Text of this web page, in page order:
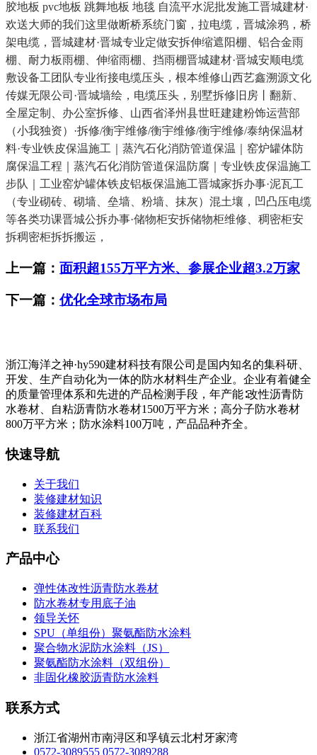
胶地板 pvc地板 跳舞地板 地毯 自流平水泥批发施工晋城建材·
欢送大师的我们这里做断桥系统门窗，拉电缆，晋城涂鸦，桥
架电缆，晋城建材·晋城专业定做安拆伸缩遮阳棚、铝合金雨
棚、耐力板雨棚、伸缩雨棚、挡雨棚晋城建材·晋城安顺电缆
敷设备工团队专业衔接电缆压头，根本维修山西艺鑫溯源文化
传媒无限公司·晋城墙绘，电缆压头，别墅拆修旧房丨翻新、
全屋定制、办公室拆修、山西省泽州县世旺建建粉饰运营部
（小我独资）·拆修/衡宇维修/衡宇维修/衡宇维修/泰纳保温材
料·专业铁皮保温施工｜蒸汽石化消防管道保温｜窑炉罐体防
腐保温工程｜蒸汽石化消防管道保温防腐｜专业铁皮保温施工
步队｜工业窑炉罐体铁皮铝板保温施工晋城家拆办事·泥瓦工
（专业砌砖、砌墙、垒墙、粉墙、抹灰）混土壤，凹凸压电缆
等各类功课晋城公拆办事·储物柜安拆储物柜维修、稠密柜安
拆稠密柜拆拆搬运，
上一篇： 面积超155万平方米、参展企业超3.2万家
下一篇： 优化全球市场布局
浙江海洋之神·hy590建材科技有限公司是国内知名的集科研、
开发、生产自动化为一体的防水材料生产企业。企业有着健全
的质量管理体系和先进的产品检测手段，年产能∶改性沥青防
水卷材、自粘沥青防水卷材1500万平方米；高分子防水卷材
800万平方米；防水涂料100万吨，产品品种齐全。
快速导航
关于我们
装修建材知识
装修建材百科
联系我们
产品中心
弹性体改性沥青防水卷材
防水卷材专用底子油
领导关怀
SPU（单组份）聚氨酯防水涂料
聚合物水泥防水涂料（JS）
聚氨酯防水涂料（双组份）
非固化橡胶沥青防水涂料
联系方式
浙江省湖州市南浔区和孚镇云北村牙家湾
0572-3089555 0572-3089288